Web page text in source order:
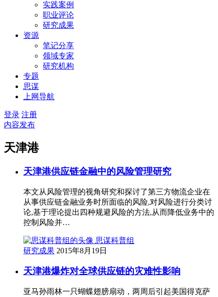
实践案例
职业评论
研究成果
资源
笔记分享
领域专家
研究机构
专题
思谋
上网导航
登录 注册
内容发布
天津港
天津港供应链金融中的风险管理研究
本文从风险管理的视角研究和探讨了第三方物流企业在
从事供应链金融业务时所面临的风险,对风险进行分类讨
论,基于理论提出四种规避风险的方法,从而降低业务中的
控制风险并…
思谋科普组
研究成果 2015年8月19日
天津港爆炸对全球供应链的灾难性影响
亚马孙雨林一只蝴蝶翅膀扇动，两周后引起美国得克萨